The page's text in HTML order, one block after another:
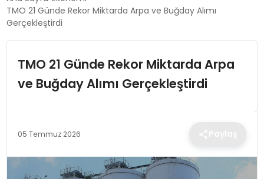
DÜNYA
EKONOMI
TEKNOLOJI
EĞITIM
TMO 21 Günde Rekor Miktarda Arpa ve Buğday Alımı
Gerçekleştirdi
TMO 21 Günde Rekor Miktarda Arpa
ve Buğday Alımı Gerçekleştirdi
05 Temmuz 2026